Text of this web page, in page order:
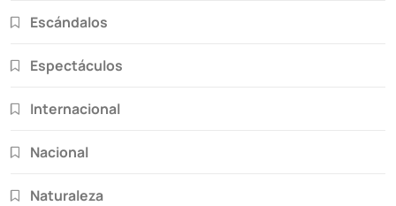
Escándalos
Espectáculos
Internacional
Nacional
Naturaleza